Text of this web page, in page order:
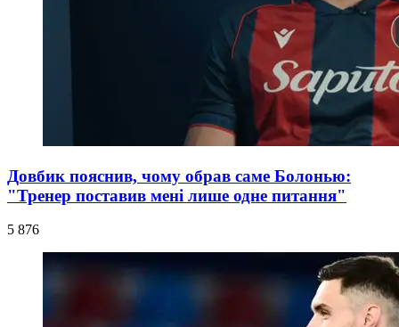
Довбик пояснив, чому обрав саме Болонью:
"Тренер поставив мені лише одне питання"
5 876